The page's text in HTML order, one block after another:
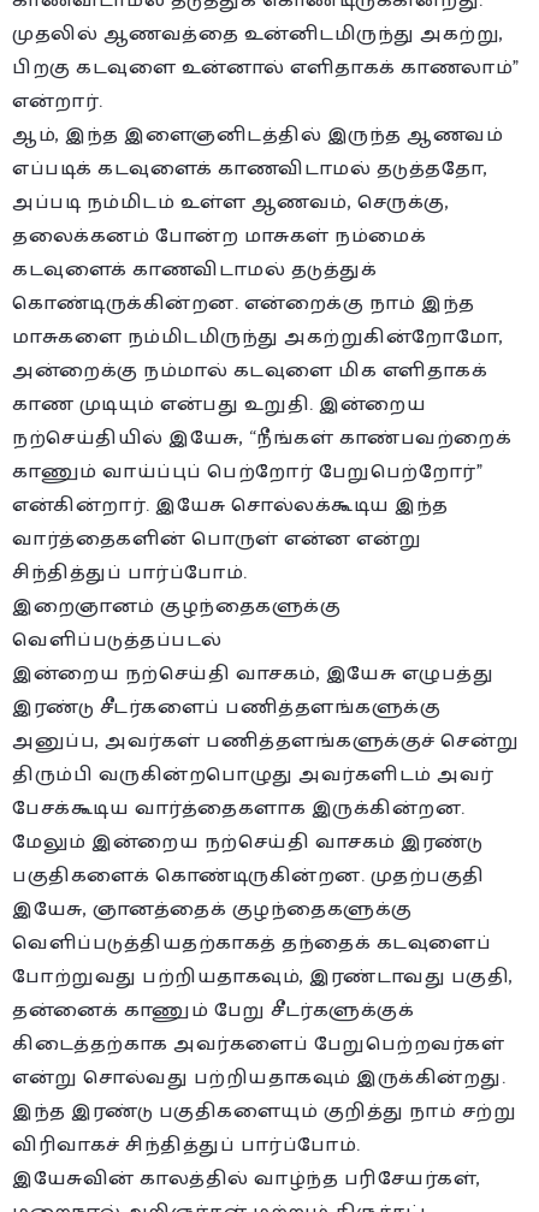
முதலில் ஆணவத்தை உன்னிடமிருந்து அகற்று,
பிறகு கடவுளை உன்னால் எளிதாகக் காணலாம்”
என்றார்.
ஆம், இந்த இளைஞனிடத்தில் இருந்த ஆணவம்
எப்படிக் கடவுளைக் காணவிடாமல் தடுத்ததோ,
அப்படி நம்மிடம் உள்ள ஆணவம், செருக்கு,
தலைக்கனம் போன்ற மாசுகள் நம்மைக்
கடவுளைக் காணவிடாமல் தடுத்துக்
கொண்டிருக்கின்றன. என்றைக்கு நாம் இந்த
மாசுகளை நம்மிடமிருந்து அகற்றுகின்றோமோ,
அன்றைக்கு நம்மால் கடவுளை மிக எளிதாகக்
காண முடியும் என்பது உறுதி. இன்றைய
நற்செய்தியில் இயேசு, “நீங்கள் காண்பவற்றைக்
காணும் வாய்ப்புப் பெற்றோர் பேறுபெற்றோர்”
என்கின்றார். இயேசு சொல்லக்கூடிய இந்த
வார்த்தைகளின் பொருள் என்ன என்று
சிந்தித்துப் பார்ப்போம்.
இறைஞானம் குழந்தைகளுக்கு
வெளிப்படுத்தப்படல்
இன்றைய நற்செய்தி வாசகம், இயேசு எழுபத்து
இரண்டு சீடர்களைப் பணித்தளங்களுக்கு
அனுப்ப, அவர்கள் பணித்தளங்களுக்குச் சென்று
திரும்பி வருகின்றபொழுது அவர்களிடம் அவர்
பேசக்கூடிய வார்த்தைகளாக இருக்கின்றன.
மேலும் இன்றைய நற்செய்தி வாசகம் இரண்டு
பகுதிகளைக் கொண்டிருகின்றன. முதற்பகுதி
இயேசு, ஞானத்தைக் குழந்தைகளுக்கு
வெளிப்படுத்தியதற்காகத் தந்தைக் கடவுளைப்
போற்றுவது பற்றியதாகவும், இரண்டாவது பகுதி,
தன்னைக் காணும் பேறு சீடர்களுக்குக்
கிடைத்தற்காக அவர்களைப் பேறுபெற்றவர்கள்
என்று சொல்வது பற்றியதாகவும் இருக்கின்றது.
இந்த இரண்டு பகுதிகளையும் குறித்து நாம் சற்று
விரிவாகச் சிந்தித்துப் பார்ப்போம்.
இயேசுவின் காலத்தில் வாழ்ந்த பரிசேயர்கள்,